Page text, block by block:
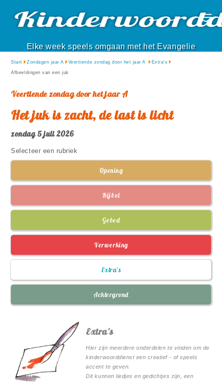
Elke week speels omgaan met het Evangelie
Start Zondagen jaar A Veertiende zondag door het jaar A Extra's
Afbeeldingen van een juk
Veertiende zondag door het jaar A
Het juk is zacht, de last is licht
zondag 5 juli 2026
Selecteer een rubriek
Opening
Bijbel
Gebed
Verwerking
Extra's
Achtergrond
Extra's
Hier zijn meerdere onderdelen te vinden om de
kinderwoorddienst een creatief - of speels
accent te geven.
Dit kunnen liedjes en gedichtjes zijn, een